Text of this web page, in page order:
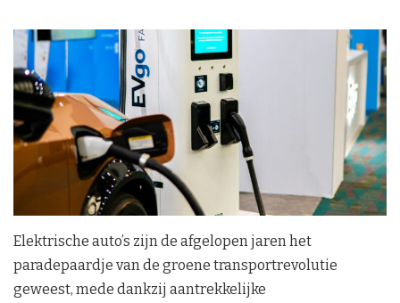
Elektrische auto’s zijn de afgelopen jaren het
paradepaardje van de groene transportrevolutie
geweest, mede dankzij aantrekkelijke